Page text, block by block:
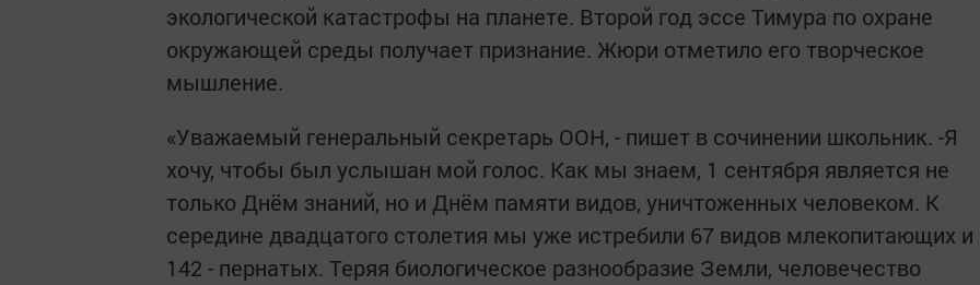
экологической катастрофы на планете. Второй год эссе Тимура по охране
окружающей среды получает признание. Жюри отметило его творческое
мышление.
«Уважаемый генеральный секретарь ООН, - пишет в сочинении школьник. -Я
хочу, чтобы был услышан мой голос. Как мы знаем, 1 сентября является не
только Днём знаний, но и Днём памяти видов, уничтоженных человеком. К
середине двадцатого столетия мы уже истребили 67 видов млекопитающих и
142 - пернатых. Теряя биологическое разнообразие Земли, человечество